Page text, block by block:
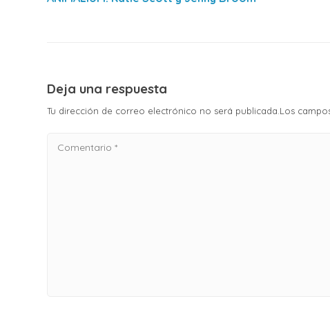
Deja una respuesta
Tu dirección de correo electrónico no será publicada.Los
Comentario